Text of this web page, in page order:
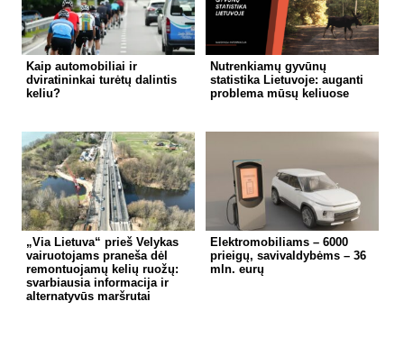
Kaip automobiliai ir
dviratininkai turėtų dalintis
keliu?
Nutrenkiamų gyvūnų
statistika Lietuvoje: auganti
problema mūsų keliuose
„Via Lietuva“ prieš Velykas
vairuotojams praneša dėl
remontuojamų kelių ruožų:
svarbiausia informacija ir
alternatyvūs maršrutai
Elektromobiliams – 6000
prieigų, savivaldybėms – 36
mln. eurų